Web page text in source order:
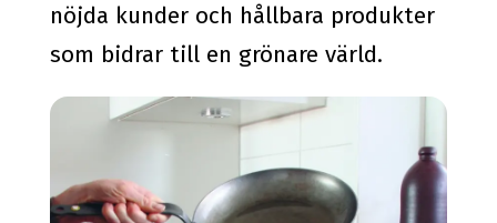
nöjda kunder och hållbara produkter
som bidrar till en grönare värld.